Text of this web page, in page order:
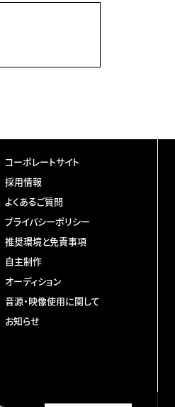
コーポレートサイト
採用情報
よくあるご質問
プライバシーポリシー
推奨環境と免責事項
自主制作
オーディション
音源・映像使用に関して
お知らせ